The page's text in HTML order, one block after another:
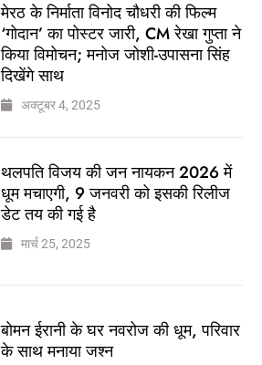
मेरठ के निर्माता विनोद चौधरी की फिल्म
‘गोदान’ का पोस्टर जारी, CM रेखा गुप्ता ने
किया विमोचन; मनोज जोशी-उपासना सिंह
दिखेंगे साथ
अक्टूबर 4, 2025
थलपति विजय की जन नायकन 2026 में
धूम मचाएगी, 9 जनवरी को इसकी रिलीज
डेट तय की गई है
मार्च 25, 2025
बोमन ईरानी के घर नवरोज की धूम, परिवार
के साथ मनाया जश्न